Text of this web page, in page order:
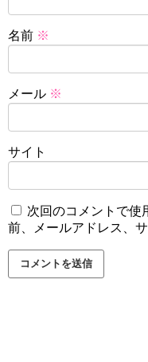
名前 ※
メール ※
サイト
次回のコメントで使
前、メールアドレス、